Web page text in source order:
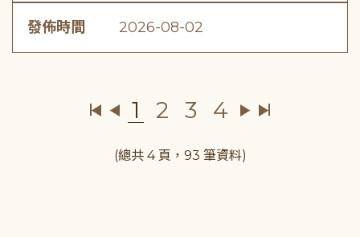
發佈時間 2026-08-02
1 2 3 4
(總共 4 頁，93 筆資料)